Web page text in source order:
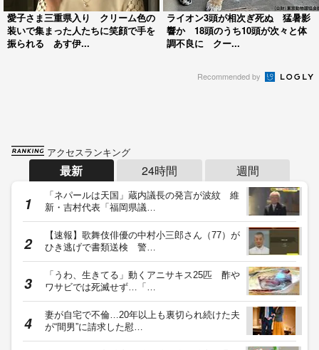
愛子さま三重県入り クリーム色の
装いで集まった人たちに笑顔で手を
振られる あす伊...
ライオン3頭が相次ぎ死ぬ 猛暑影
響か 18頭のうち10頭が次々と体
調不良に クー...
Recommended by
アクセスランキング
最新 24時間 週間
「ネパールは天国」蔵内議長の発言が波紋 維
新・吉村代表「福岡県議…
【速報】歌舞伎俳優の中村小三郎さん（77）が
ひき逃げで書類送検 警…
「うわ、生きてる」動くアニサキス25匹 酢や
ワサビでは死滅せず…「…
妻が自宅で不倫…20年以上も裏切られ続けた夫
が“間男”に請求した慰…